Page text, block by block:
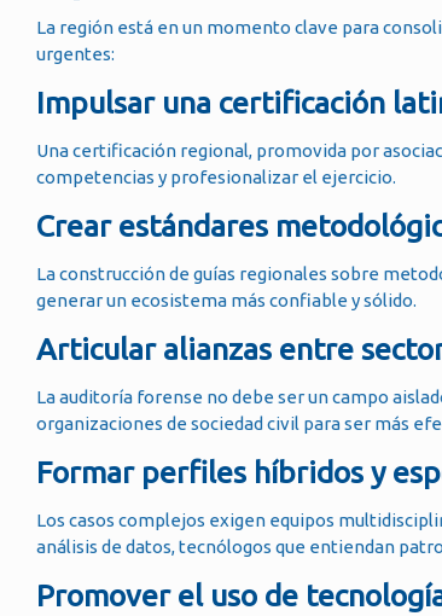
La región está en un momento clave para
urgentes:
Impulsar una certificación
Una certificación regional, promovida por
competencias y profesionalizar el ejercicio.
Crear estándares
La construcción de guías regionales sobre
generar un ecosistema más confiable y sólido.
Articular alianzas entre
La auditoría forense no debe ser un campo
organizaciones de sociedad civil para ser más
Formar perfiles híbridos y
Los casos complejos exigen equipos
análisis de datos, tecnólogos que entiendan
Promover el uso de